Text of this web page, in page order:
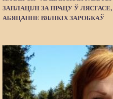
ЗАПЛАЦІЛІ ЗА ПРАЦУ Ў
АБЯЦАННЕ ВЯЛІКІХ ЗАРОБКАЎ